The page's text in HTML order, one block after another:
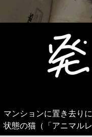
マンションに置き去り
状態の猫（「アニマル